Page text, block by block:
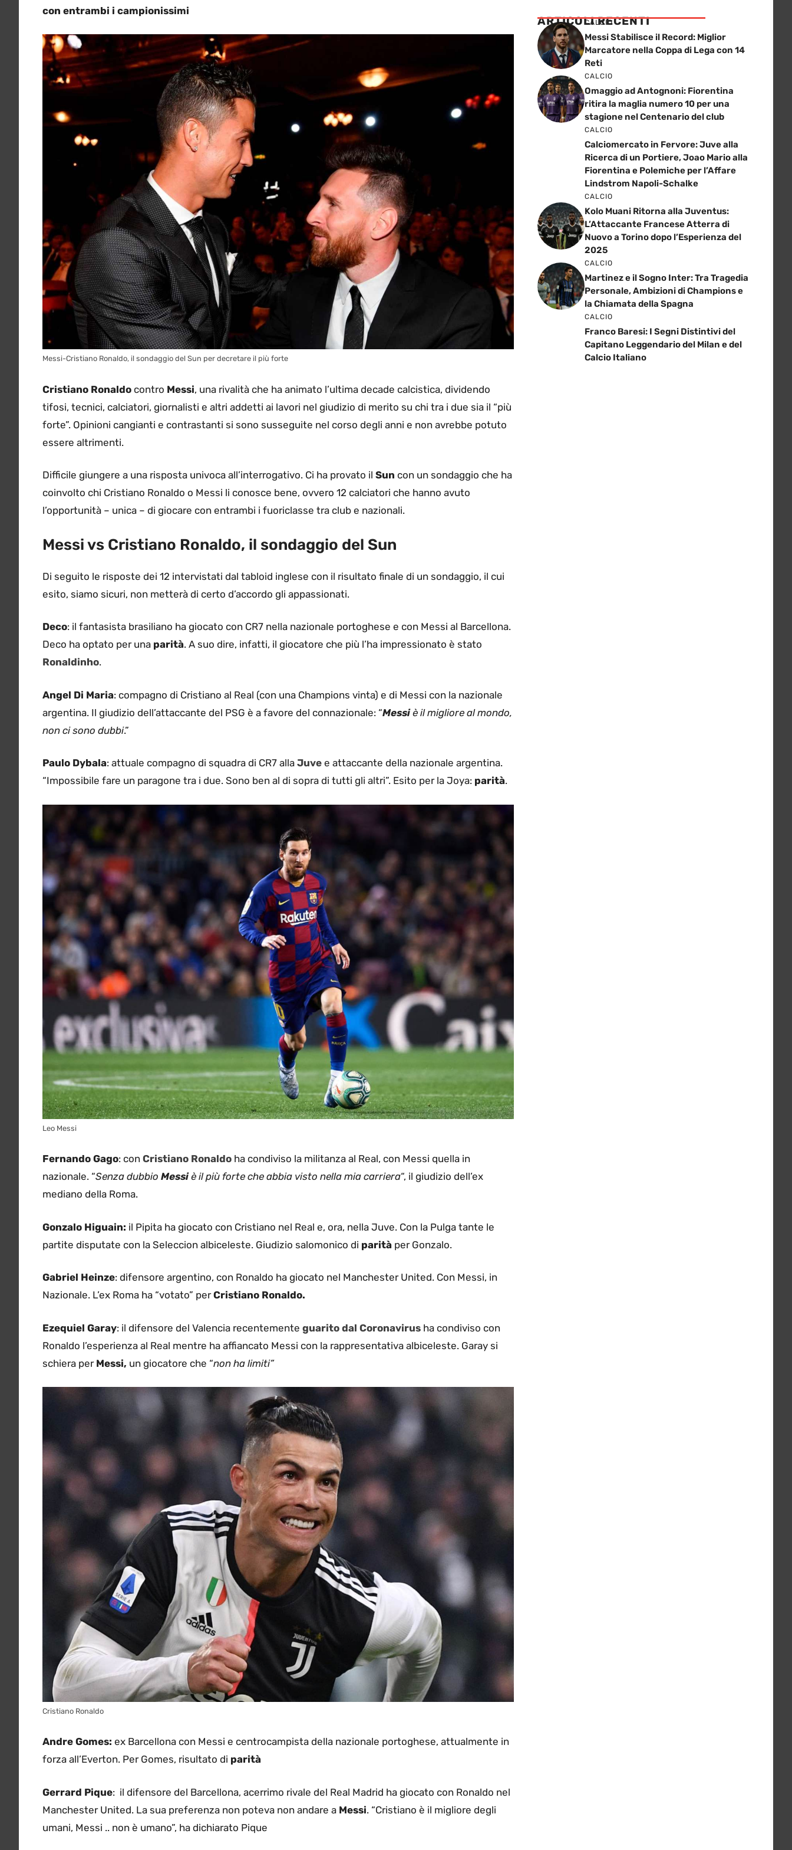
con entrambi i campionissimi
Messi-Cristiano Ronaldo, il sondaggio del Sun per decretare il più forte
Cristiano Ronaldo contro Messi, una rivalità che ha animato l’ultima decade calcistica, dividendo
tifosi, tecnici, calciatori, giornalisti e altri addetti ai lavori nel giudizio di merito su chi tra i due sia il “più
forte”. Opinioni cangianti e contrastanti si sono susseguite nel corso degli anni e non avrebbe potuto
essere altrimenti.
Difficile giungere a una risposta univoca all’interrogativo. Ci ha provato il Sun con un sondaggio che ha
coinvolto chi Cristiano Ronaldo o Messi li conosce bene, ovvero 12 calciatori che hanno avuto
l’opportunità – unica – di giocare con entrambi i fuoriclasse tra club e nazionali.
Messi vs Cristiano Ronaldo, il sondaggio del Sun
Di seguito le risposte dei 12 intervistati dal tabloid inglese con il risultato finale di un sondaggio, il cui
esito, siamo sicuri, non metterà di certo d’accordo gli appassionati.
Deco: il fantasista brasiliano ha giocato con CR7 nella nazionale portoghese e con Messi al Barcellona.
Deco ha optato per una parità. A suo dire, infatti, il giocatore che più l’ha impressionato è stato
Ronaldinho.
Angel Di Maria: compagno di Cristiano al Real (con una Champions vinta) e di Messi con la nazionale
argentina. Il giudizio dell’attaccante del PSG è a favore del connazionale: “Messiè il migliore al mondo,
non ci sono dubbi.”
Paulo Dybala: attuale compagno di squadra di CR7 alla Juve e attaccante della nazionale argentina.
“Impossibile fare un paragone tra i due. Sono ben al di sopra di tutti gli altri”. Esito per la Joya: parità.
Leo Messi
Fernando Gago: con Cristiano Ronaldo ha condiviso la militanza al Real, con Messi quella in
nazionale. “Senza dubbio Messiè il più forte che abbia visto nella mia carriera“, il giudizio dell’ex
mediano della Roma.
Gonzalo Higuain: il Pipita ha giocato con Cristiano nel Real e, ora, nella Juve. Con la Pulga tante le
partite disputate con la Seleccion albiceleste. Giudizio salomonico di parità per Gonzalo.
Gabriel Heinze: difensore argentino, con Ronaldo ha giocato nel Manchester United. Con Messi, in
Nazionale. L’ex Roma ha “votato” perCristiano Ronaldo.
Ezequiel Garay: il difensore del Valencia recentemente guarito dal Coronavirus ha condiviso con
Ronaldo l’esperienza al Real mentre ha affiancato Messi con la rappresentativa albiceleste. Garay si
schiera per Messi, un giocatore che “non ha limiti”
Cristiano Ronaldo
Andre Gomes: ex Barcellona con Messi e centrocampista della nazionale portoghese, attualmente in
forza all’Everton. Per Gomes, risultato di parità
Gerrard Pique: il difensore del Barcellona, acerrimo rivale del Real Madrid ha giocato con Ronaldo nel
Manchester United. La sua preferenza non poteva non andare a Messi. “Cristiano è il migliore degli
umani, Messi .. non è umano”, ha dichiarato Pique
ARTICOLI RECENTI
CALCIO
Messi Stabilisce il Record: Miglior
Marcatore nella Coppa di Lega con 14
Reti
CALCIO
Omaggio ad Antognoni: Fiorentina
ritira la maglia numero 10 per una
stagione nel Centenario del club
CALCIO
Calciomercato in Fervore: Juve alla
Ricerca di un Portiere, Joao Mario alla
Fiorentina e Polemiche per l’Affare
Lindstrom Napoli-Schalke
CALCIO
Kolo Muani Ritorna alla Juventus:
L’Attaccante Francese Atterra di
Nuovo a Torino dopo l’Esperienza del
2025
CALCIO
Martinez e il Sogno Inter: Tra Tragedia
Personale, Ambizioni di Champions e
la Chiamata della Spagna
CALCIO
Franco Baresi: I Segni Distintivi del
Capitano Leggendario del Milan e del
Calcio Italiano